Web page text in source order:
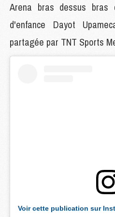
Arena bras dessus bras
d'enfance Dayot
partagée par TNT Sports
Voir cette publication sur